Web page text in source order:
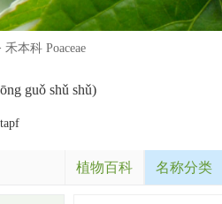
禾本科 Poaceae
guǒ shǔ shǔ)
植物百科 名称分类